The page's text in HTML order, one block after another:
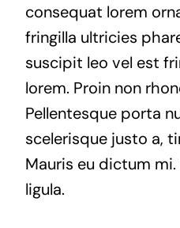
consequat lorem
fringilla ultricies
suscipit leo vel est
lorem. Proin non
Pellentesque porta
scelerisque justo a,
Mauris eu dictum
ligula.